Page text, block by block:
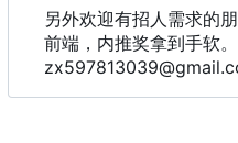
另外欢迎有招人需求的
前端 ， 内推奖拿到手软